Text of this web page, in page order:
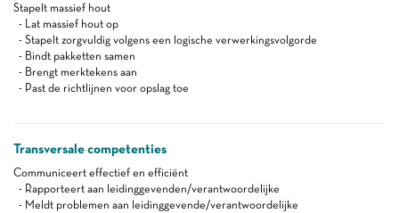
Stapelt massief hout
- Lat massief hout op
- Stapelt zorgvuldig volgens een logische verwerkingsvolgorde
- Bindt pakketten samen
- Brengt merktekens aan
- Past de richtlijnen voor opslag toe
Transversale competenties
Communiceert effectief en efficiënt
- Rapporteert aan leidinggevenden/verantwoordelijke
- Meldt problemen aan leidinggevende/verantwoordelijke